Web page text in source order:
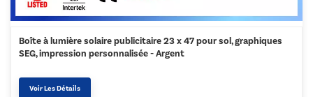
Boîte à lumière solaire publicitaire 23 x 47 pour sol, graphiques
SEG, impression personnalisée - Argent
Voir Les Détails